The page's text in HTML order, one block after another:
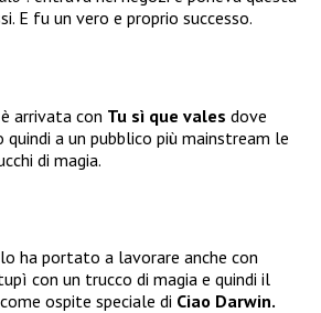
E fu un vero e proprio successo.
arrivata con Tu sì que vales dove
a un pubblico più mainstream le
di magia.
ha portato a lavorare anche con
con un trucco di magia e quindi il
ospite speciale di Ciao Darwin.